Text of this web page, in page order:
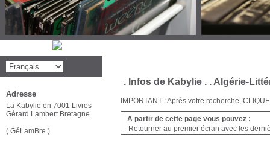
. Infos de Kabylie . . Algérie-
IMPORTANT : Après votre recherche,
A partir de cette page vous pouvez :
Retourner au premier écran avec les
Adresse
La Kabylie en 7001 Livres
Gérard Lambert Bretagne
( GéLamBre )